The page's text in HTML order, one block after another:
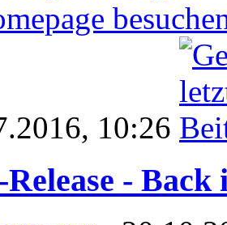
10:26
Release - Back